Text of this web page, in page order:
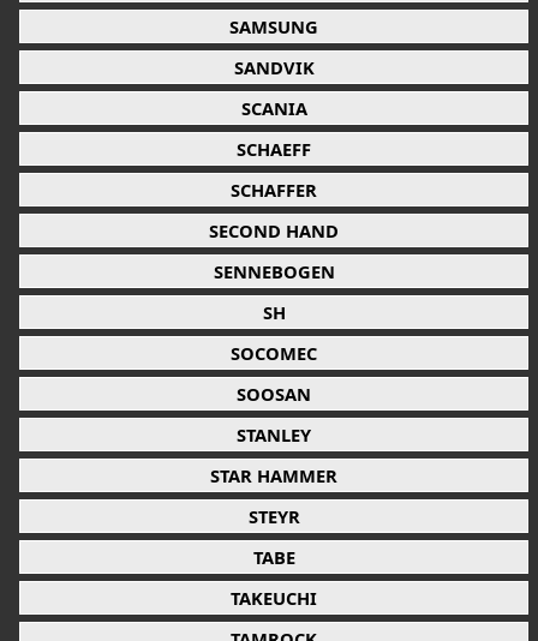
SAMSUNG
SANDVIK
SCANIA
SCHAEFF
SCHAFFER
SECOND HAND
SENNEBOGEN
SH
SOCOMEC
SOOSAN
STANLEY
STAR HAMMER
STEYR
TABE
TAKEUCHI